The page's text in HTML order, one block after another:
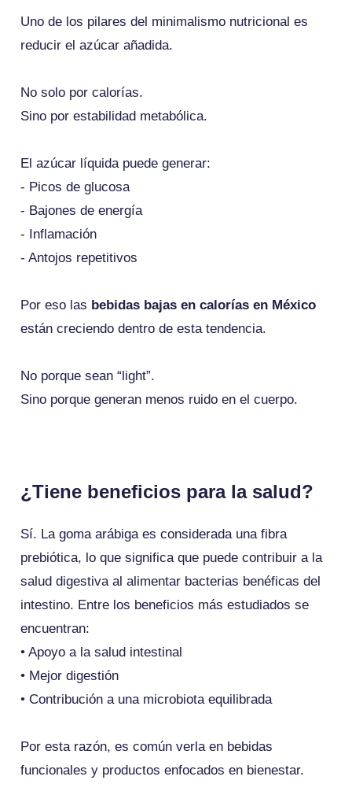
Uno de los pilares del minimalismo nutricional es
reducir el azúcar añadida.
No solo por calorías.
Sino por estabilidad metabólica.
El azúcar líquida puede generar:
- Picos de glucosa
- Bajones de energía
- Inflamación
- Antojos repetitivos
Por eso las bebidas bajas en calorías en México
están creciendo dentro de esta tendencia.
No porque sean “light”.
Sino porque generan menos ruido en el cuerpo.
¿Tiene beneficios para la salud?
Sí. La goma arábiga es considerada una fibra
prebiótica, lo que significa que puede contribuir a la
salud digestiva al alimentar bacterias benéficas del
intestino. Entre los beneficios más estudiados se
encuentran:
• Apoyo a la salud intestinal
• Mejor digestión
• Contribución a una microbiota equilibrada
Por esta razón, es común verla en bebidas
funcionales y productos enfocados en bienestar.